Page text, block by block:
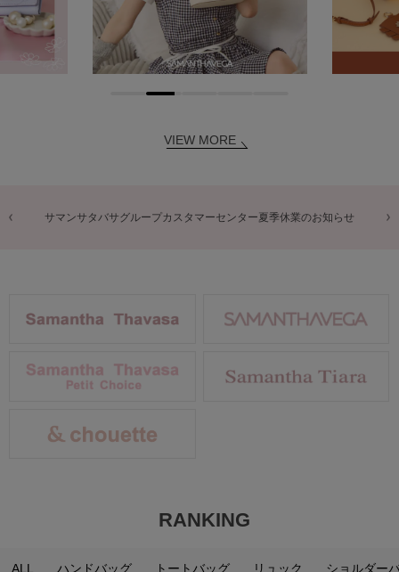
VIEW MORE
商品に関するお詫びとお知らせ
RANKING
ALL ハンドバッグ トートバッグ リュック ショルダー